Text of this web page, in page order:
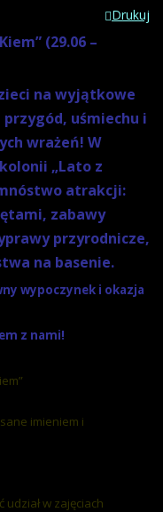
Drukuj
(29.06 –
na wyjątkowe
przygód, uśmiechu i
wrażeń! W
„Lato z
atrakcji:
zabawy
przyrodnicze,
na basenie.
wypoczynek i okazja
z nami!
imieniem i
w zajęciach